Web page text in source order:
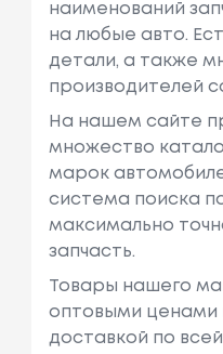
наименований
на любые авто.
детали, а также
производителей
На нашем сайте
множество
марок
система поиска
максимально
запчасть.
Товары нашего
оптовыми ценами
доставкой по